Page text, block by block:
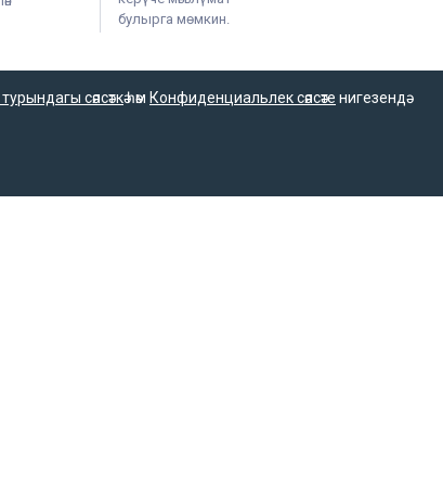
булырга мөмкин.
интернет басма буларак теркәлгән. Массакүләм
өлкәсендә күзәтчелек итүче Федераль
агентлыгы буларак 15.09.2016 елда
язмаларын һәм материалларын башка
сәясәткәһәм Конфиденциальлек сәясәте нигезендә